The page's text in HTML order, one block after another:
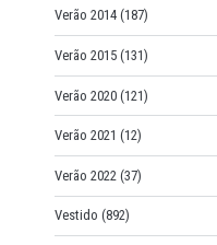
Verão 2014 (187)
Verão 2015 (131)
Verão 2020 (121)
Verão 2021 (12)
Verão 2022 (37)
Vestido (892)